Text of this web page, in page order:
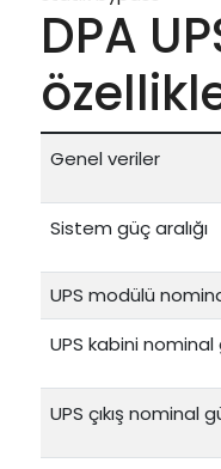
DPA
Genel veriler
Sistem güç aralığı
UPS modülü
UPS kabini nominal
UPS çıkış nominal